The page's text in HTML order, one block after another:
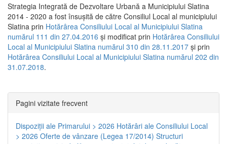
Strategia Integrată de Dezvoltare Urbană a Municipiului Slatina
2014 - 2020 a fost însuşită de către Consiliul Local al municipiului
Slatina prin Hotărârea Consiliului Local al Municipiului Slatina
numărul 111 din 27.04.2016 și modificat prin Hotărârea Consiliului
Local al Municipiului Slatina numărul 310 din 28.11.2017 și prin
Hotărârea Consiliului Local al Municipiului Slatina numărul 202 din
31.07.2018.
Pagini vizitate frecvent
Dispoziţii ale Primarului > 2026 Hotărâri ale Consiliului Local
> 2026 Oferte de vânzare (Legea 17/2014) Structuri